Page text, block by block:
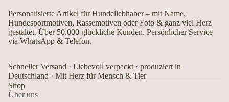
Personalisierte Artikel für Hundeliebhaber – mit Name,
Hundesportmotiven, Rassemotiven oder Foto & ganz viel Herz
gestaltet. Über 50.000 glückliche Kunden. Persönlicher Service
via WhatsApp & Telefon.
Schneller Versand · Liebevoll verpackt · produziert in
Deutschland · Mit Herz für Mensch & Tier
Shop
Über uns